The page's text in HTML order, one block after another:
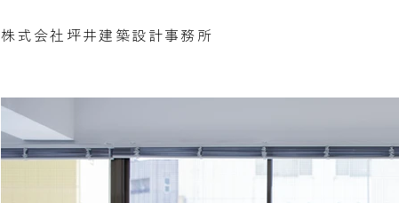
​株式会社坪井建築設計事務所